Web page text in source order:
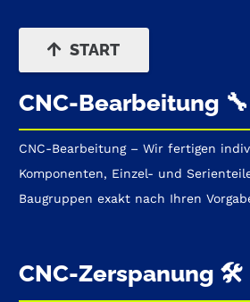
START
CNC-Bearbeitung 🔧
CNC-Bearbeitung – Wir fertigen
Komponenten, Einzel- und
Baugruppen exakt nach Ihren
CNC-Zerspanung 🛠️